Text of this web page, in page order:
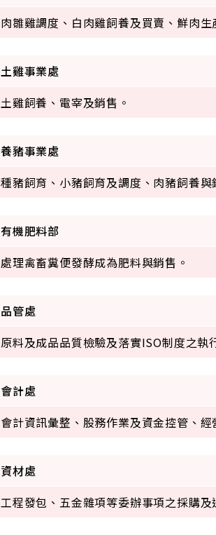
肉雛雞調度、白肉雞飼養及買賣、鮮肉
土雞事業處
土雞飼養、電宰及銷售。
養豬事業處
種豬飼育、小豬飼育及調度、肉豬飼養與
有機肥料部
處理禽畜糞便發酵成為肥料與銷售。
品管處
原料及成品品質檢驗及落實ISO制度之執
會計處
會計資訊彙整、股務作業及資金控管、
資材處
工程發包、五金雜項等委辦事項之採購